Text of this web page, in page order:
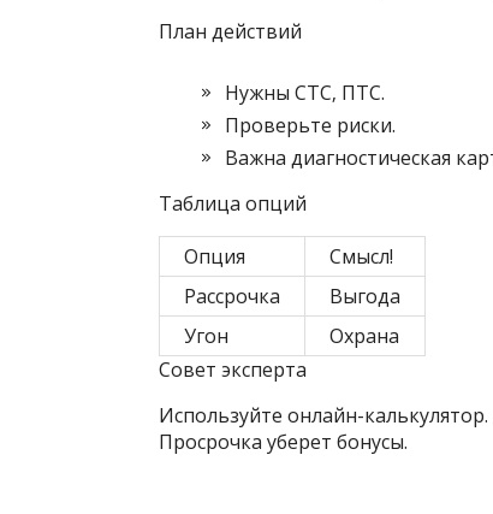
План действий
Нужны СТС‚ ПТС.
Проверьте риски.
Важна диагностическая
Таблица опций
Опция
Смысл!
Рассрочка
Выгода
Угон
Охрана
Совет эксперта
Используйте онлайн-
Просрочка уберет бонусы.